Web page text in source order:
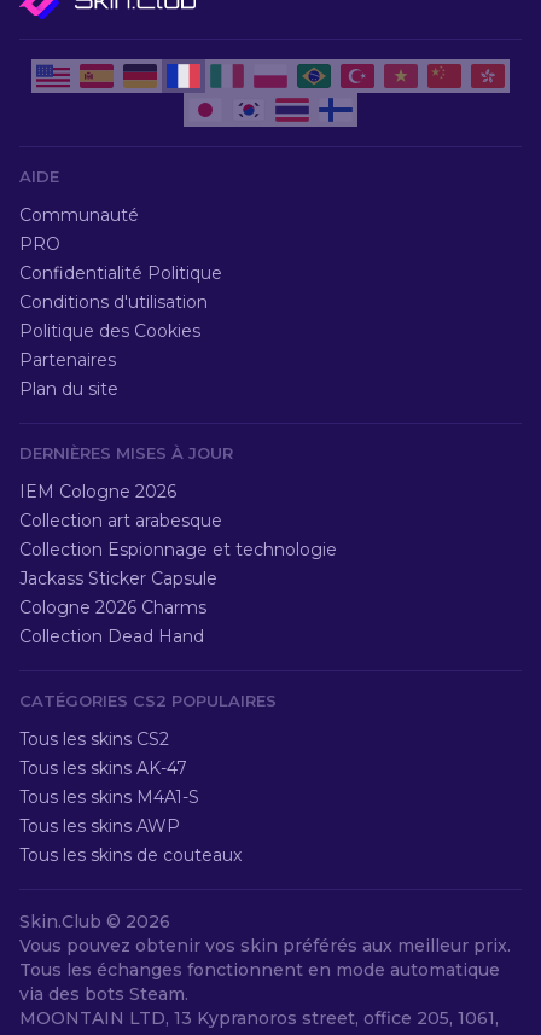
AIDE
Communauté
PRO
Confidentialité Politique
Conditions d'utilisation
Politique des Cookies
Partenaires
Plan du site
DERNIÈRES MISES À JOUR
IEM Cologne 2026
Collection art arabesque
Collection Espionnage et technologie
Jackass Sticker Capsule
Cologne 2026 Charms
Collection Dead Hand
CATÉGORIES CS2 POPULAIRES
Tous les skins CS2
Tous les skins AK-47
Tous les skins M4A1-S
Tous les skins AWP
Tous les skins de couteaux
Skin.Club © 2026
Vous pouvez obtenir vos skin préférés aux meilleur prix.
Tous les échanges fonctionnent en mode automatique
via des bots Steam.
MOONTAIN LTD, 13 Kypranoros street, office 205, 1061,